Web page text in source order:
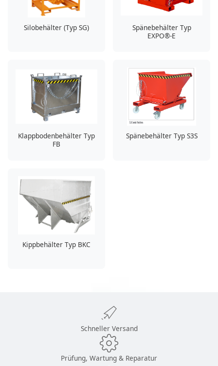
Silobehälter (Typ SG)
Spänebehälter Typ
EXPO®-E
Klappbodenbehälter Typ
FB
Spänebehälter Typ S3S
Kippbehälter Typ BKC
Schneller Versand
Prüfung, Wartung & Reparatur